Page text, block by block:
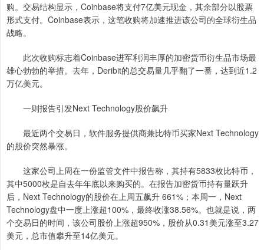
购。交易结构显示，Coinbase将支付7亿美元现金，其余部分以股票
形式支付。Coinbase表示，这笔收购将加速推进该公司的全球衍生品
战略。
此次收购标志着Coinbase进军利润丰厚的加密货币衍生品市场最
雄心勃勃的举措。去年，Deribit的总交易量几乎翻了一番，达到近1.2
万亿美元。
一则报告引发Next Technology股价飙升
最近两个交易日，软件服务提供商兼比特币买家Next Technology
的股价突然暴涨。
这家公司上周在一份监管文件中报告称，其持有5833枚比特币，
其中5000枚是自去年年底以来购买的。在报告加密货币持有量跃升
后，Next Technology的股价在上周五飙升 661%；本周一，Next
Technology盘中一度上涨超100%，最终收涨38.56%。也就是说，两
个交易日的时间，该公司股价上涨超950%，股价从0.31美元涨至3.27
美元，总市值攀升至14亿美元。